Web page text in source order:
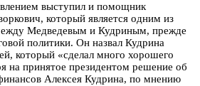
выступил и помощник
который является одним из
Медведевым и Кудриным, прежде
политики. Он назвал Кудрина
который «сделал много хорошего
на принятое президентом решение об
Алексея Кудрина, по мнению